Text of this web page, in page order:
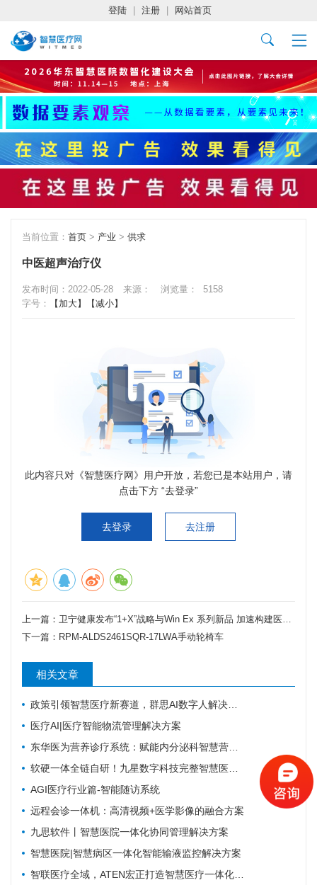
登陆 注册 网站首页
当前位置： 首页 > 产业 > 供求
中医超声治疗仪
发布时间：2022-05-28 来源： 浏览量：
5158
字号：
【加大】 【减小】
此内容只对《智慧医疗网》用户开放，若您已是本站用户，请
点击下方 “去登录”
去登录 去注册
上一篇： 卫宁健康发布“1+X”战略与Win Ex 系列新品 加速构建医疗一体化
下一篇： RPM-ALDS2461SQR-17LWA手动轮椅车
相关文章
政策引领智慧医疗新赛道，群思AI数字人解决方案升级，便民就医链路！
医疗AI|医疗智能物流管理解决方案
东华医为营养诊疗系统：赋能内分泌科智慧营养管理
软硬一体全链自研！九星数字科技完整智慧医疗产品矩阵，助力区域医疗数字化升级
AGI医疗行业篇-智能随访系统
远程会诊一体机：高清视频+医学影像的融合方案
九思软件丨智慧医院一体化协同管理解决方案
智慧医院|智慧病区一体化智能输液监控解决方案
智联医疗全域，ATEN宏正打造智慧医疗一体化连接解决方案